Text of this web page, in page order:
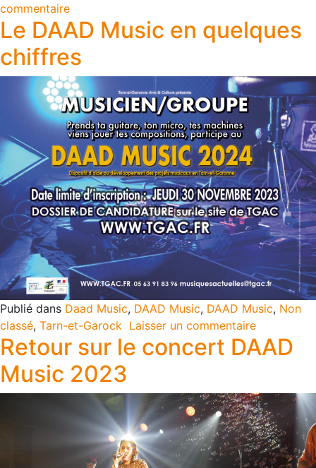
commentaire
Le DAAD Music en quelques
chiffres
Publié dans Daad Music, DAAD Music, DAAD Music, Non
classé, Tarn-et-Garock Laisser un commentaire
Retour sur le concert DAAD
Music 2023